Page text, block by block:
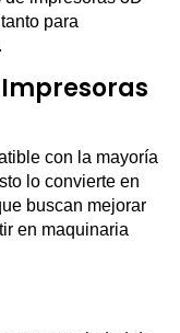
para
con la mayoría
lo convierte en
buscan mejorar
en maquinaria